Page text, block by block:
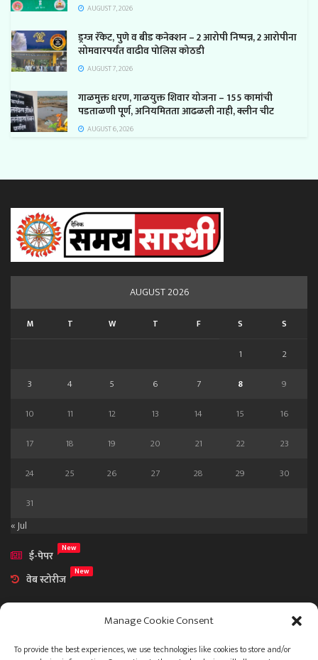
Manage Cookie Consent
To provide the best experiences, we use technologies like cookies to store and/or
AUGUST 7, 2026
ड्रग्ज रॅकेट, पुणे व बीड कनेक्शन – 2 आरोपी निष्पन्न, 2 आरोपीना
सोमवारपर्यंत वाढीव पोलिस कोठडी
AUGUST 7, 2026
गाळमुक्त धरण, गाळयुक्त शिवार योजना – 155 कामांची
पडताळणी पूर्ण, अनियमितता आढळली नाही, क्लीन चीट
AUGUST 6, 2026
AUGUST 2026
M T W T F S S
1
2
3
4 5 6 7 8
9
10
11 12 13 14 15
16
17
18 19 20 21 22
23
24
25 26 27 28 29
30
31
« Jul
ई-पेपर
New
वेब स्टोरीज New